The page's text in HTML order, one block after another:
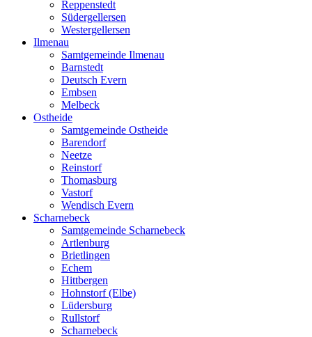
Reppenstedt
Südergellersen
Westergellersen
Ilmenau
Samtgemeinde Ilmenau
Barnstedt
Deutsch Evern
Embsen
Melbeck
Ostheide
Samtgemeinde Ostheide
Barendorf
Neetze
Reinstorf
Thomasburg
Vastorf
Wendisch Evern
Scharnebeck
Samtgemeinde Scharnebeck
Artlenburg
Brietlingen
Echem
Hittbergen
Hohnstorf (Elbe)
Lüdersburg
Rullstorf
Scharnebeck